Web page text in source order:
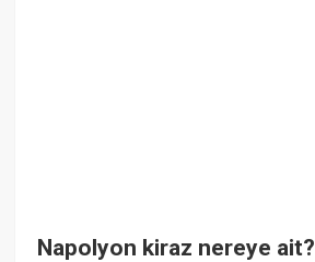
Napolyon kiraz nereye ait?